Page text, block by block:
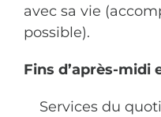
avec sa vie
possible).
Fins d’après-midi
Services du